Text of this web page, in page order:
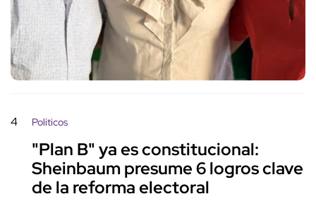
4 Políticos
"Plan B" ya es constitucional:
Sheinbaum presume 6 logros clave
de la reforma electoral